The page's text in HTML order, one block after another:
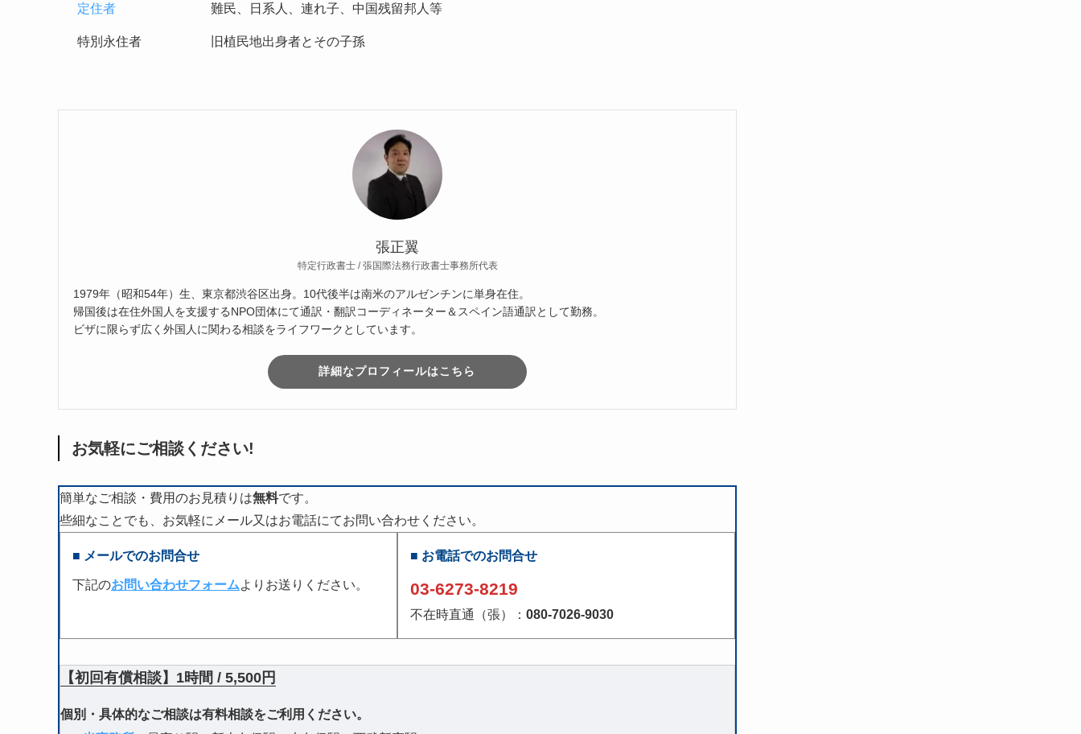
定住者 難民、日系人、連れ子、中国残留邦人等
特別永住者 旧植民地出身者とその子孫
張正翼
特定行政書士 / 張国際法務行政書士事務所代表
1979年（昭和54年）生、東京都渋谷区出身。10代後半は南米のアルゼンチンに単身在住。
帰国後は在住外国人を支援するNPO団体にて通訳・翻訳コーディネーター＆スペイン語通訳として勤務。
ビザに限らず広く外国人に関わる相談をライフワークとしています。
詳細なプロフィールはこちら
お気軽にご相談ください!
簡単なご相談・費用のお見積りは無料です。
些細なことでも、お気軽にメール又はお電話にてお問い合わせください。
■ メールでのお問合せ
下記のお問い合わせフォームよりお送りください。
■ お電話でのお問合せ
03-6273-8219
不在時直通（張）： 080-7026-9030
【初回有償相談】1時間 / 5,500円
個別・具体的なご相談は有料相談をご利用ください。